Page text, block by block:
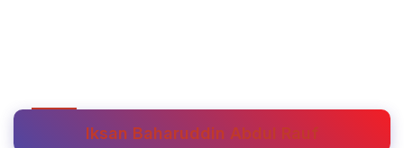
Iksan Baharuddin Abdul Rauf
Daerah Rabu, 14 Mei 2025
Bupati Morowali Tolak Rencana Intake PT